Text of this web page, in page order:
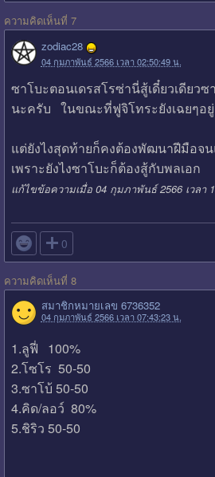
ความคิดเห็นที่ 7
zodiac28
04 กุมภาพันธ์ 2566 เวลา 02:50:49 น.
ซาโบะตอนเดรสโรซ่านี่สู้เดี๋ยวเดียวซ
นะครับ ในขณะที่ฟูจิโทระยังเฉยๆอยู่
แต่ยังไงสุดท้ายก็คงต้องพัฒนาฝีมือจ
เพราะยังไงซาโบะก็ต้องสู้กับพลเอก
แก้ไขข้อความเมื่อ 04 กุมภาพันธ์ 2566 เวลา
 0
ความคิดเห็นที่ 8
สมาชิกหมายเลข 6736352
04 กุมภาพันธ์ 2566 เวลา 07:43:23 น.
1.ลูฟี่ 100%
2.โซโร 50-50
3.ซาโบ้ 50-50
4.คิด/ลอว์ 80%
5.ชิริว 50-50